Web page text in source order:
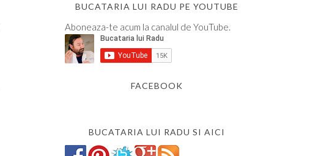
BUCATARIA LUI RADU PE YOUTUBE
Aboneaza-te acum la canalul de YouTube.
FACEBOOK
BUCATARIA LUI RADU SI AICI